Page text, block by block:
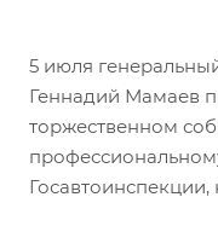
5 июля
Геннадий Мамаев
торжественном